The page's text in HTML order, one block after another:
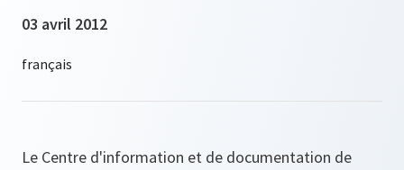
03 avril 2012
Le Centre d'information et de documentation de